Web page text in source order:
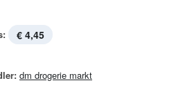
€ 4,45
dm drogerie markt